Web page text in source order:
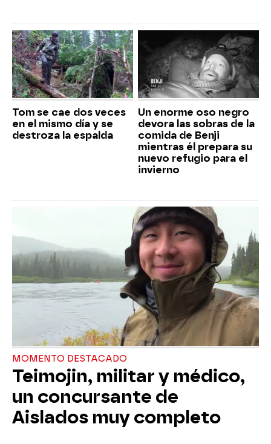
Tom se cae dos veces
en el mismo día y se
destroza la espalda
Un enorme oso negro
devora las sobras de la
comida de Benji
mientras él prepara su
nuevo refugio para el
invierno
MOMENTO DESTACADO
Teimojin, militar y médico,
un concursante de
Aislados muy completo